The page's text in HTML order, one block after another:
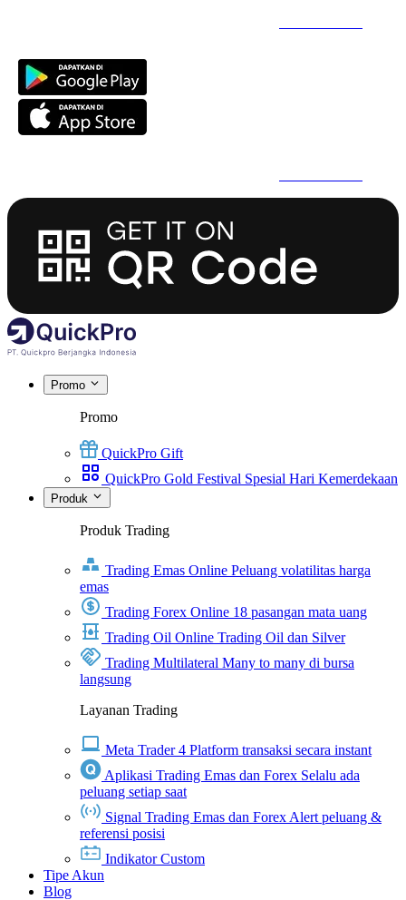
Promo
Promo
QuickPro Gift
QuickPro Gold Festival Spesial Hari Kemerdekaan
Produk
Produk Trading
Trading Emas Online Peluang volatilitas harga
emas
Trading Forex Online 18 pasangan mata uang
Trading Oil Online Trading Oil dan Silver
Trading Multilateral Many to many di bursa
langsung
Layanan Trading
Meta Trader 4 Platform transaksi secara instant
Aplikasi Trading Emas dan Forex Selalu ada
peluang setiap saat
Signal Trading Emas dan Forex Alert peluang &
referensi posisi
Indikator Custom
Tipe Akun
Blog